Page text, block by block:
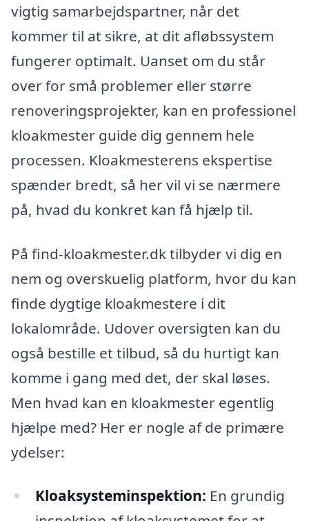
vigtig samarbejdspartner, når det
kommer til at sikre, at dit afløbssystem
fungerer optimalt. Uanset om du står
over for små problemer eller større
renoveringsprojekter, kan en professionel
kloakmester guide dig gennem hele
processen. Kloakmesterens ekspertise
spænder bredt, så her vil vi se nærmere
på, hvad du konkret kan få hjælp til.
På find-kloakmester.dk tilbyder vi dig en
nem og overskuelig platform, hvor du kan
finde dygtige kloakmestere i dit
lokalområde. Udover oversigten kan du
også bestille et tilbud, så du hurtigt kan
komme i gang med det, der skal løses.
Men hvad kan en kloakmester egentlig
hjælpe med? Her er nogle af de primære
ydelser:
Kloaksysteminspektion: En grundig